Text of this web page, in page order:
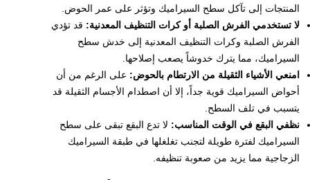
المنتجات إلى تآكل سطح السيراميك وتؤثر على عمر الحوض.
لا تستخدمي الفرش الصلبة أو كرات التنظيف المعدنية: قد تؤدي
الفرش الصلبة وكرات التنظيف المعدنية إلى خدش سطح
السيراميك، مما يترك خدوشاً يصعب إصلاحها.
امنعي الأشياء الثقيلة من الارتطام بالحوض: على الرغم من أن
أحواض السيراميك قوية جداً، إلا أن اصطدام الأجسام الثقيلة قد
يتسبب في تلف السطح.
نظفي البقع في الوقت المناسب: لا تدع البقع تبقى على سطح
السيراميك لفترة طويلة لتجنب تغلغلها في طبقة السيراميك
الزجاجية مما يزيد من صعوبة تنظيفه.